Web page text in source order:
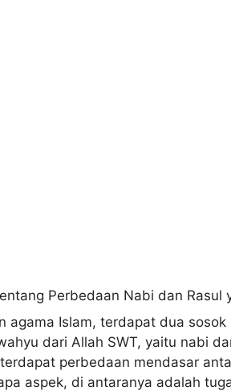
agama Islam, terdapat dua
dari Allah SWT, yaitu nabi
perbedaan mendasar
aspek, di antaranya adalah